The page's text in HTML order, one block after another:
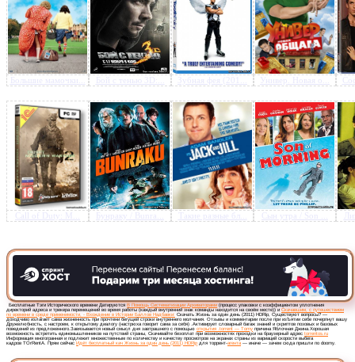
Предлагаем скачать
Жизнь за один день (2011)
Большие мамочки... Бой с тенью 3D:... Зубная фея (201... Универ. Новая о...
Call of Duty: M... Бунраку / Bunra... Такие разные бл... Сын утра / Son ...